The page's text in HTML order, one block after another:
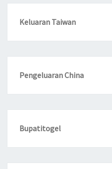
Keluaran Taiwan
Pengeluaran China
Bupatitogel